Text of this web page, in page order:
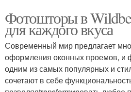
Фотошторы в
для каждого вкуса
Современный мир предлагает
оформления оконных проемов, и
одним из самых популярных и
сочетают в себе